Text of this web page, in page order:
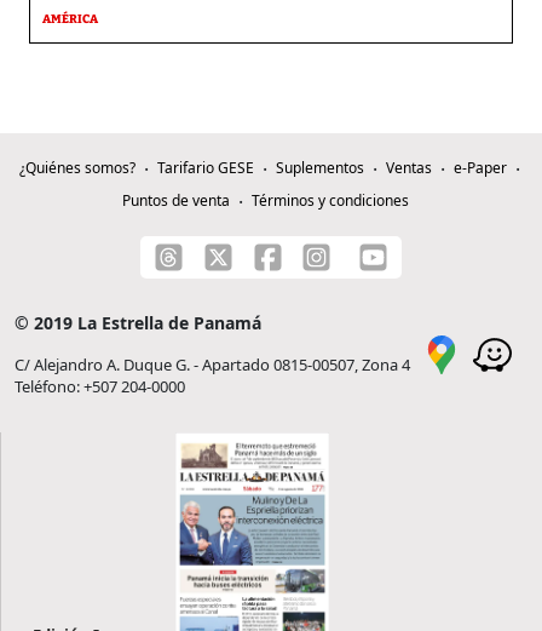
AMÉRICA
¿Quiénes somos? Tarifario GESE Suplementos Ventas
e-Paper
Puntos de venta
Términos y condiciones
© 2019 La Estrella de Panamá
C/ Alejandro A. Duque G. - Apartado 0815-00507, Zona 4
Teléfono: +507 204-0000